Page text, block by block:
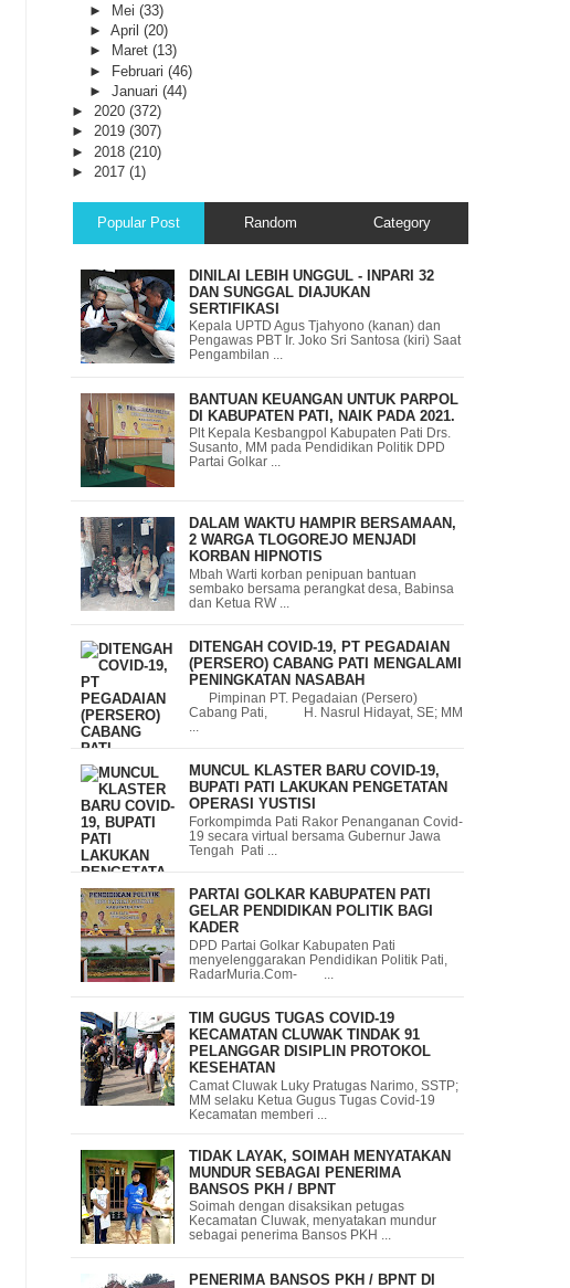
►
Mei (33)
► April (20)
►
Maret (13)
► Februari (46)
► Januari (44)
► 2020 (372)
► 2019 (307)
► 2018 (210)
► 2017 (1)
Popular Post Random Category
DINILAI LEBIH UNGGUL - INPARI 32
DAN SUNGGAL DIAJUKAN
SERTIFIKASI
Kepala UPTD Agus Tjahyono (kanan) dan
Pengawas PBT Ir. Joko Sri Santosa (kiri) Saat
Pengambilan ...
BANTUAN KEUANGAN UNTUK PARPOL
DI KABUPATEN PATI, NAIK PADA 2021.
Plt Kepala Kesbangpol Kabupaten Pati Drs.
Susanto, MM pada Pendidikan Politik DPD
Partai Golkar ...
DALAM WAKTU HAMPIR BERSAMAAN,
2 WARGA TLOGOREJO MENJADI
KORBAN HIPNOTIS
Mbah Warti korban penipuan bantuan
sembako bersama perangkat desa, Babinsa
dan Ketua RW ...
DITENGAH COVID-19, PT PEGADAIAN
(PERSERO) CABANG PATI MENGALAMI
PENINGKATAN NASABAH
Pimpinan PT. Pegadaian (Persero)
Cabang Pati, H. Nasrul Hidayat, SE; MM
MUNCUL KLASTER BARU COVID-19,
BUPATI PATI LAKUKAN PENGETATAN
OPERASI YUSTISI
Forkompimda Pati Rakor Penanganan Covid-
19 secara virtual bersama Gubernur Jawa
Tengah Pati ...
PARTAI GOLKAR KABUPATEN PATI
GELAR PENDIDIKAN POLITIK BAGI
KADER
DPD Partai Golkar Kabupaten Pati
menyelenggarakan Pendidikan Politik Pati,
RadarMuria.Com- ...
TIM GUGUS TUGAS COVID-19
KECAMATAN CLUWAK TINDAK 91
PELANGGAR DISIPLIN PROTOKOL
KESEHATAN
Camat Cluwak Luky Pratugas Narimo, SSTP;
MM selaku Ketua Gugus Tugas Covid-19
Kecamatan memberi ...
TIDAK LAYAK, SOIMAH MENYATAKAN
MUNDUR SEBAGAI PENERIMA
BANSOS PKH / BPNT
Soimah dengan disaksikan petugas
Kecamatan Cluwak, menyatakan mundur
sebagai penerima Bansos PKH ...
PENERIMA BANSOS PKH / BPNT DI